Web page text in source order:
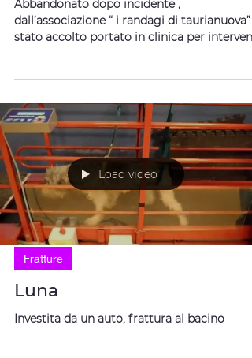
Abbandonato dopo incidente ,
dall’associazione “ i randagi di taurianuova” è
stato accolto portato in clinica per
Load video
Fratture
Luna
Investita da un auto, frattura al bacino